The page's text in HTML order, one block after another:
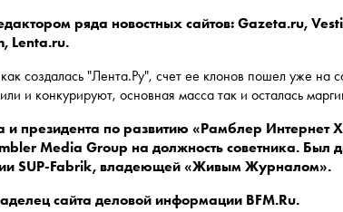
ряда новостных сайтов: Gazeta.ru,
Lenta.ru.
создалась "Лента.Ру", счет ее клонов пошел уже на
и конкурируют, основная масса так и осталась
и президента по развитию «Рамблер Интернет
Media Group на должность советника. Был
SUP-Fabrik, владеющей «Живым Журналом».
сайта деловой информации BFM.Ru.